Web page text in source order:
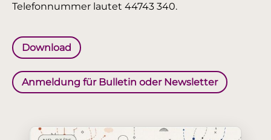
Telefonnummer lautet 44743 340.
Download
Anmeldung für Bulletin oder Newsletter